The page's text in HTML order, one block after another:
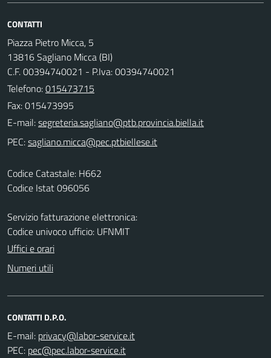
CONTATTI
Piazza Pietro Micca, 5
13816 Sagliano Micca (BI)
C.F. 00394740021 - P.Iva: 00394740021
Telefono:015473715
Fax: 015473995
E-mail:
PEC:
Codice Catastale: H662
Codice Istat 096056
Servizio fatturazione elettronica:
Codice univoco ufficio: UFNMIT
Uffici e orari
Numeri utili
CONTATTI D.P.O.
E-mail:
PEC: